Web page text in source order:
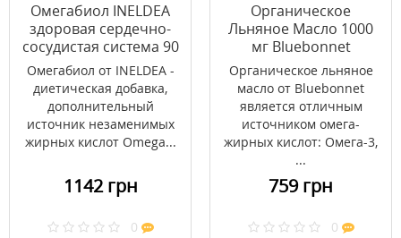
Омегабиол INELDEA
здоровая сердечно-
сосудистая система 90
капсул
Омегабиол от INELDEA -
диетическая добавка,
дополнительный
источник незаменимых
жирных кислот Omega...
1142 грн
0
Органическое
Льняное Масло 1000
мг Bluebonnet
Nutrition 100
желатиновых капсул
Органическое льняное
масло от Bluebonnet
является отличным
источником омега-
жирных кислот: Омега-3,
...
759 грн
0